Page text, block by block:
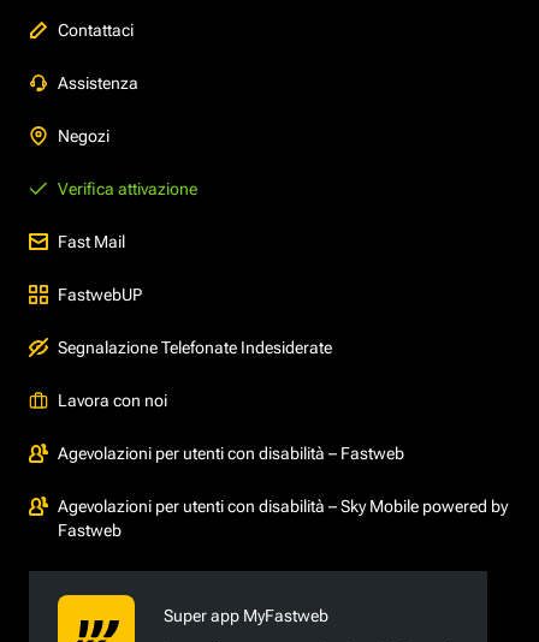
Contattaci
Assistenza
Negozi
Verifica attivazione
Fast Mail
FastwebUP
Segnalazione Telefonate Indesiderate
Lavora con noi
Agevolazioni per utenti con disabilità – Fastweb
Agevolazioni per utenti con disabilità – Sky Mobile powered by
Fastweb
Super app MyFastweb